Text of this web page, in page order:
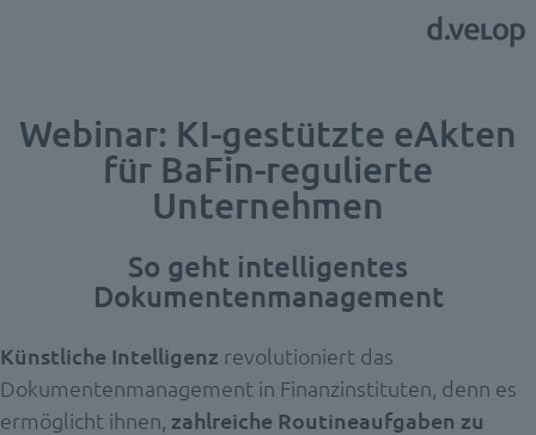
Webinar: KI-gestützte eAkten
für BaFin-regulierte
Unternehmen
So geht intelligentes
Dokumentenmanagement
Künstliche Intelligenz revolutioniert das
Dokumentenmanagement in Finanzinstituten, denn es
ermöglicht ihnen, zahlreiche Routineaufgaben zu